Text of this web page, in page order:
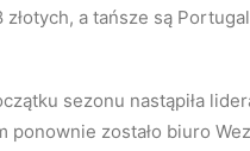
a tańsze są
sezonu nastąpiła
zostało biuro